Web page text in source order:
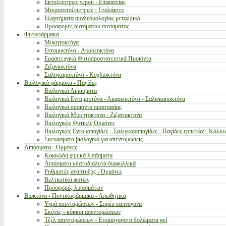
Εκτοξευτήρες νερού - Επιφανείας
Μικροεκτοξευτήρες - Σταλάκτες
Εξαρτήματα συνδεσμολογίας μεταλλικά
Προσφορές αυτόματου ποτίσματος
Φυτοφάρμακα
Μυκητοκτόνα
Εντομοκτόνα - Ακαρεοκτόνα
Ερασιτεχνικά Φυτοπροστατευτικά Προιόντα
Ζιζανιοκτόνα
Σαλιγκαροκτόνα - Κοχλιοκτόνα
Βιολογικά φάρμακα - Παγίδες
Βιολογικά Λιπάσματα
Βιολογικά Εντομοκτόνα - Ακαρεοκτόνα - Σαλιγκαροκτόνα
Βιολογικά προιόντα προστασίας
Βιολογικά Μυκητοκτόνα - Ζιζανιοκτόνα
Βιολογικές Φυτικές Ορμόνες
Βιολογικές Εντομοπαγίδες - Σαλιγκαροπαγίδες - Παγίδες ερπετών -
Σκευάσματα βιολογικά για απεντομώσεις
Λιπάσματα - Ορμόνες
Κοκκώδη χημικά λιπάσματα
Λιπάσματα υδατοδιαλυτά διαφυλλικά
Ρυθμιστές ανάπτυξης - Ορμόνες
Βελτιωτικά φυτών
Προσφορές λιπασμάτων
Βιοκτόνα - Ποντικοφάρμακα - Απωθητικά
Υγρά απεντομώσεων - Σπρέυ καπνογόνα
Σκόνες - κόκκοι απεντομώσεων
Τζέλ απεντομώσεων - Ετοιμόχρηστα δολώματα gel